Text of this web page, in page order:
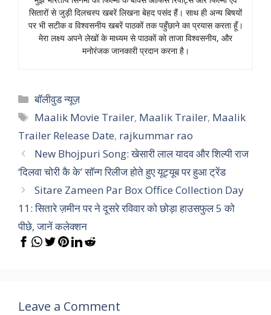
सितारों से जुड़ी दिलचस्प खबरें लिखना बेहद पसंद हैं। साथ ही अन्य बिषयों
पर भी सटीक व विश्वसनीय खबरें पाठकों तक पहुँछाने का प्रयास करता हूँ।
मेरा लक्ष्य अपने लेखों के माध्यम से पाठकों को ताजा विश्वसनीय, और
मनोरंजक जानकारी प्रदान करना है।
Categories
बॉलीवुड न्यूज़
Tags
Maalik Movie Trailer, Maalik Trailer, Maalik
Trailer Release Date, rajkummar rao
New Bhojpuri Song: खेसारी लाल यादव और शिल्पी राज
‘दिलवा चोरी कै के’ सॉन्ग रिलीज होते हुए यूट्यूब पर हुआ ट्रेंड
Sitare Zameen Par Box Office Collection Day
11: सितारे ज़मीन पर ने दूसरे रविवार को छोड़ा हाउसफुल 5 को
पीछे, जानें कलेक्शन
Leave a Comment